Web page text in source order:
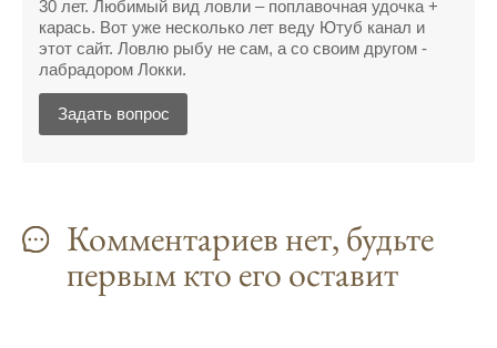
С приложением для Android, я всегда могу
узнать точный прогноз клева на
ближайшие дни.
Прогноз клева на год вперед помогает мне
планировать свои рыбалки.
Сегодняшний прогноз клева совпал с
фазами луны, и у меня был отличный
30 лет. Любимый вид ловли – поплавочная удочка +
карась. Вот уже несколько лет веду Ютуб канал и
этот сайт. Ловлю рыбу не сам, а со своим другом -
лабрадором Локки.
Задать вопрос
Комментариев нет, будьте
первым кто его оставит